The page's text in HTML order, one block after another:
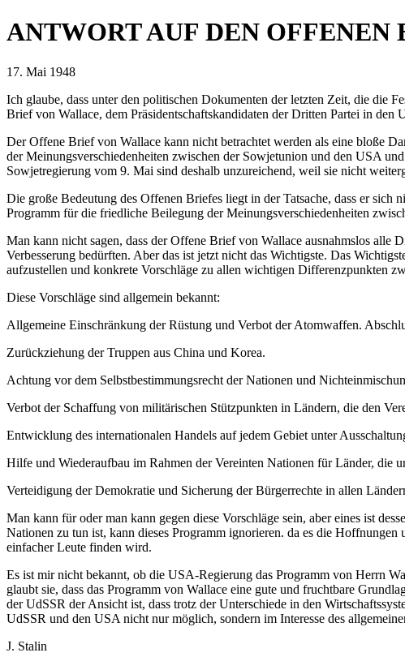
ANTWORT AUF DEN
17. Mai 1948
Ich glaube, dass unter den politischen Dokumenten der letzten Zeit, die die
Brief von Wallace, dem Präsidentschaftskandidaten der Dritten Partei in den
Der Offene Brief von Wallace kann nicht betrachtet werden als eine bloße
der Meinungsverschiedenheiten zwischen der Sowjetunion und den USA
Sowjetregierung vom 9. Mai sind deshalb unzureichend, weil sie nicht
Die große Bedeutung des Offenen Briefes liegt in der Tatsache, dass er
Programm für die friedliche Beilegung der Meinungsverschiedenheiten
Man kann nicht sagen, dass der Offene Brief von Wallace ausnahmslos alle
Verbesserung bedürften. Aber das ist jetzt nicht das Wichtigste. Das
aufzustellen und konkrete Vorschläge zu allen wichtigen Differenzpunkten
Diese Vorschläge sind allgemein bekannt:
Allgemeine Einschränkung der Rüstung und Verbot der Atomwaffen.
Zurückziehung der Truppen aus China und Korea.
Achtung vor dem Selbstbestimmungsrecht der Nationen und
Verbot der Schaffung von militärischen Stützpunkten in Ländern, die den
Entwicklung des internationalen Handels auf jedem Gebiet unter
Hilfe und Wiederaufbau im Rahmen der Vereinten Nationen für Länder, die
Verteidigung der Demokratie und Sicherung der Bürgerrechte in allen
Man kann für oder man kann gegen diese Vorschläge sein, aber eines ist
Nationen zu tun ist, kann dieses Programm ignorieren. da es die
einfacher Leute finden wird.
Es ist mir nicht bekannt, ob die USA-Regierung das Programm von Herrn
glaubt sie, dass das Programm von Wallace eine gute und fruchtbare
der UdSSR der Ansicht ist, dass trotz der Unterschiede in den
UdSSR und den USA nicht nur möglich, sondern im Interesse des
J. Stalin